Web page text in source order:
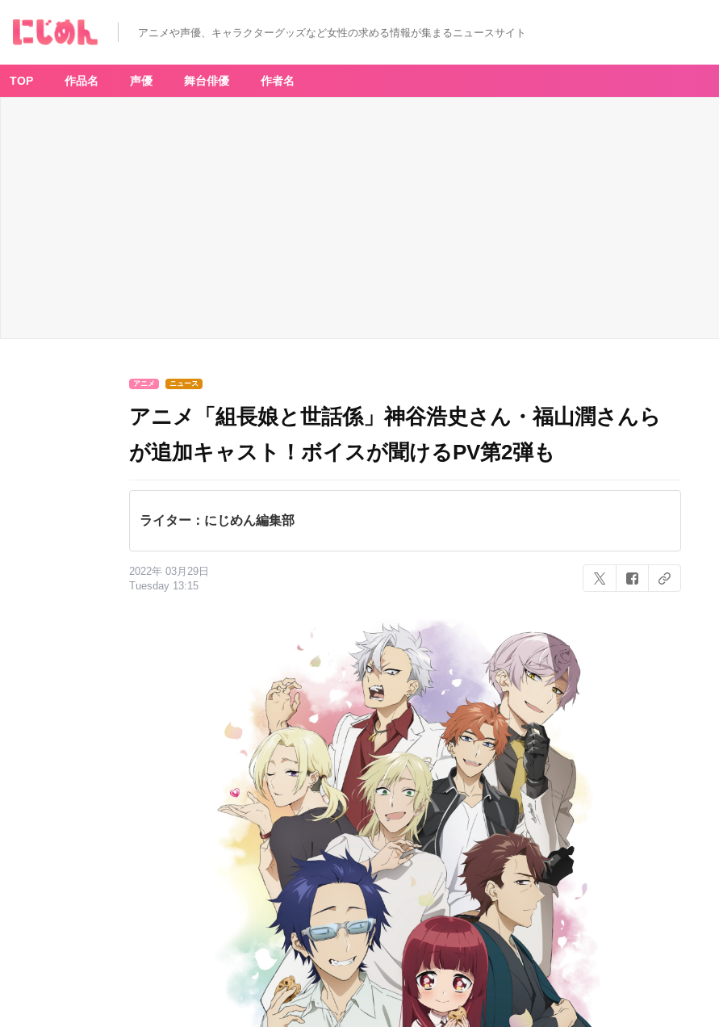
アニメや声優、キャラクターグッズなど女性の求める情報が集まるニュースサイト
TOP 作品名 声優 舞台俳優 作者名
アニメ ニュース
アニメ「組長娘と世話係」神谷浩史さん・福山潤さんら
が追加キャスト！ボイスが聞けるPV第2弾も
ライター：にじめん編集部
2022年 03月29日
Tuesday 13:15